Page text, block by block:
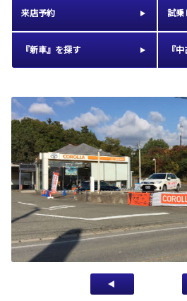
来店予約 試乗
『新車』を探す 『